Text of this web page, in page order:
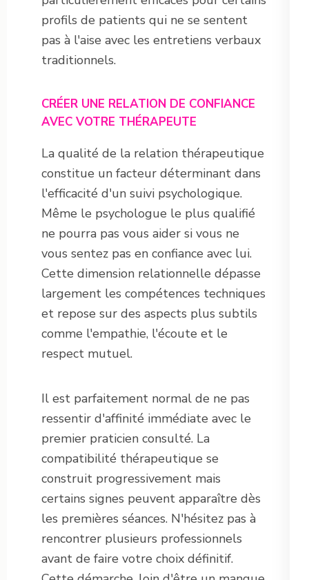
profils de patients qui ne se sentent
pas à l'aise avec les entretiens verbaux
traditionnels.
CRÉER UNE RELATION DE CONFIANCE
AVEC VOTRE THÉRAPEUTE
La qualité de la relation thérapeutique
constitue un facteur déterminant dans
l'efficacité d'un suivi psychologique.
Même le psychologue le plus qualifié
ne pourra pas vous aider si vous ne
vous sentez pas en confiance avec lui.
Cette dimension relationnelle dépasse
largement les compétences techniques
et repose sur des aspects plus subtils
comme l'empathie, l'écoute et le
respect mutuel.
Il est parfaitement normal de ne pas
ressentir d'affinité immédiate avec le
premier praticien consulté. La
compatibilité thérapeutique se
construit progressivement mais
certains signes peuvent apparaître dès
les premières séances. N'hésitez pas à
rencontrer plusieurs professionnels
avant de faire votre choix définitif.